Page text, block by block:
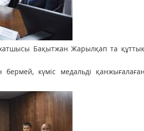
Бақытжан Жарылқап та
күміс медальді